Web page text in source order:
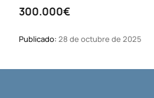
300.000€
Publicado: 28 de octubre de 2025